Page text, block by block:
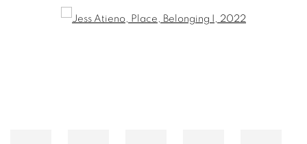
Open a larger version of the following image in a popup: